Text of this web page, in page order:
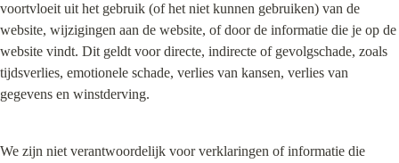
voortvloeit uit het gebruik (of het niet kunnen gebruiken) van de
website, wijzigingen aan de website, of door de informatie die je op de
website vindt. Dit geldt voor directe, indirecte of gevolgschade, zoals
tijdsverlies, emotionele schade, verlies van kansen, verlies van
gegevens en winstderving.
We zijn niet verantwoordelijk voor verklaringen of informatie die